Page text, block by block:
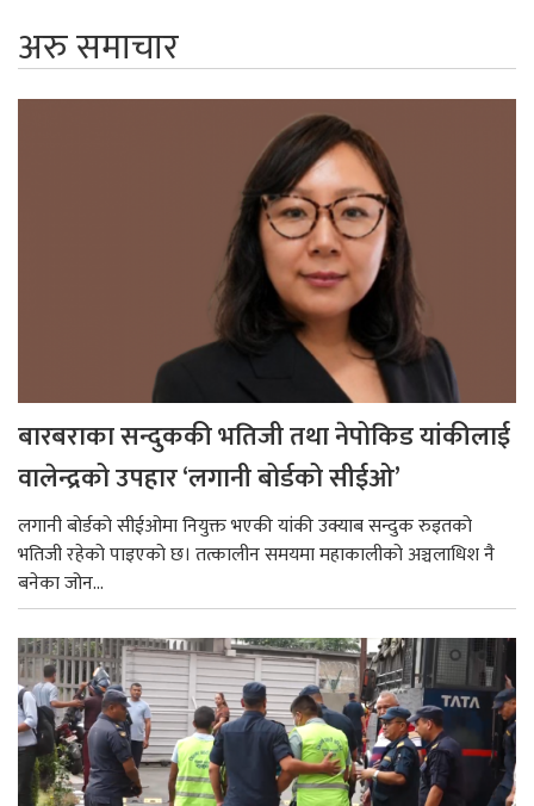
अरु समाचार
बारबराका सन्दुककी भतिजी तथा नेपोकिड यांकीलाई
वालेन्द्रको उपहार ‘लगानी बोर्डको सीईओ’
लगानी बोर्डको सीईओमा नियुक्त भएकी यांकी उक्याब सन्दुक रुइतको
भतिजी रहेको पाइएको छ। तत्कालीन समयमा महाकालीको अञ्चलाधिश नै
बनेका जोन...